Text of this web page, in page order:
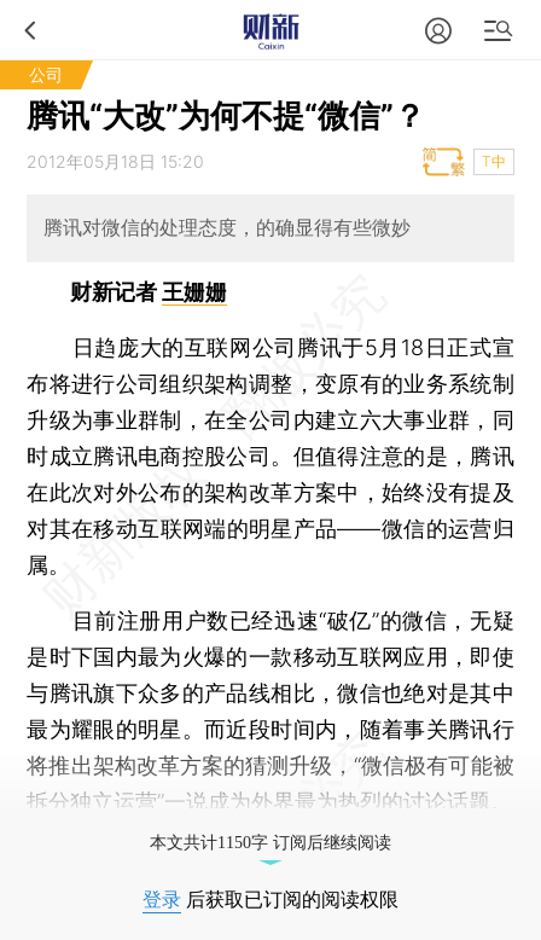
公司
腾讯“大改”为何不提“微信”？
2012年05月18日 15:20 T中
腾讯对微信的处理态度，的确显得有些微妙
财新记者 王姗姗
日趋庞大的互联网公司腾讯于5月18日正式宣
布将进行公司组织架构调整，变原有的业务系统制
升级为事业群制，在全公司内建立六大事业群，同
时成立腾讯电商控股公司。但值得注意的是，腾讯
在此次对外公布的架构改革方案中，始终没有提及
对其在移动互联网端的明星产品——微信的运营归
属。
目前注册用户数已经迅速“破亿”的微信，无疑
是时下国内最为火爆的一款移动互联网应用，即使
与腾讯旗下众多的产品线相比，微信也绝对是其中
最为耀眼的明星。而近段时间内，随着事关腾讯行
将推出架构改革方案的猜测升级，“微信极有可能被
拆分独立运营”一说成为外界最为热烈的讨论话题。
本文共计1150字 订阅后继续阅读
登录 后获取已订阅的阅读权限